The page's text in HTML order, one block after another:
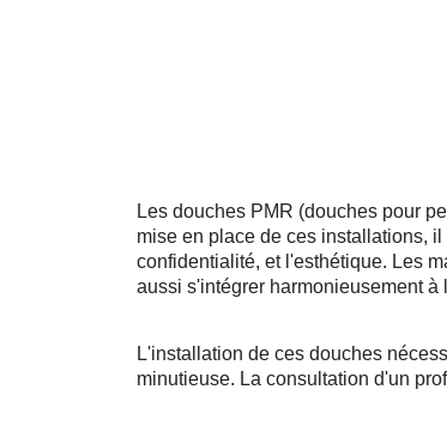
Les douches PMR (douches pour
mise en place de ces installations,
confidentialité, et l'esthétique. Les
aussi s'intégrer harmonieusement
L'installation de ces douches
minutieuse. La consultation d'un